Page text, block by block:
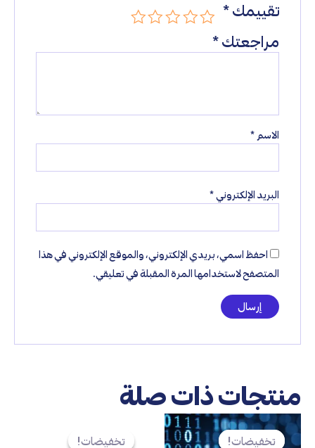
تقييمك*
مراجعتك*
الاسم*
البريد الإلكتروني*
احفظ اسمي، بريدي الإلكتروني، والموقع الإلكتروني في هذا
المتصفح لاستخدامها المرة المقبلة في تعليقي.
منتجات ذات صلة
تخفيضات!
تخفيضات!
السعر
الأصلي
السعر
الحالي
تخفيضات!
تخفيضات!
الأصلي